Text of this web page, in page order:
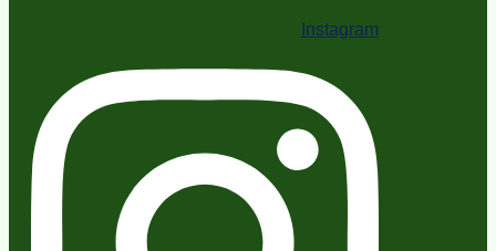
Instagram